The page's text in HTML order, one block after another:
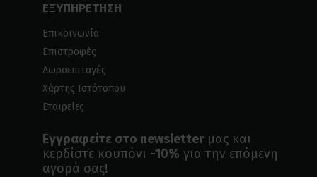
ΕΞΥΠΗΡΕΤΗΣΗ
Επικοινωνία
Επιστροφές
Δωροεπιταγές
Χάρτης Ιστότοπου
Εταιρείες
Εγγραφείτε στο newsletter μας και
κερδίστε κουπόνι -10% για την επόμενη
αγορά σας!